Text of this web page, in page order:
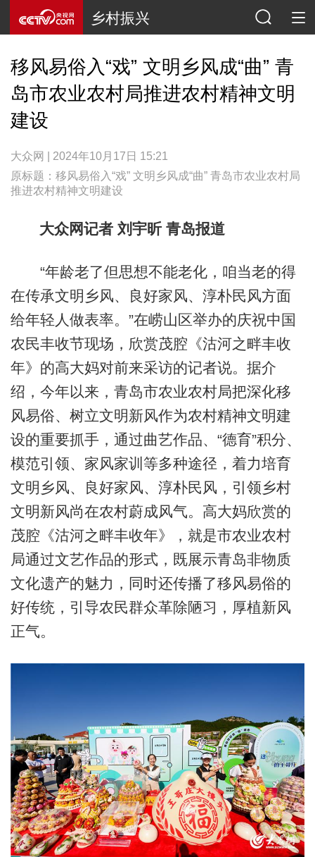
乡村振兴
移风易俗入“戏” 文明乡风成“曲” 青
岛市农业农村局推进农村精神文明
建设
大众网 | 2024年10月17日 15:21
原标题：移风易俗入“戏” 文明乡风成“曲” 青岛市农业农村局
推进农村精神文明建设
大众网记者 刘宇昕 青岛报道
“年龄老了但思想不能老化，咱当老的得
在传承文明乡风、良好家风、淳朴民风方面
给年轻人做表率。”在崂山区举办的庆祝中国
农民丰收节现场，欣赏茂腔《沽河之畔丰收
年》的高大妈对前来采访的记者说。据介
绍，今年以来，青岛市农业农村局把深化移
风易俗、树立文明新风作为农村精神文明建
设的重要抓手，通过曲艺作品、“德育”积分、
模范引领、家风家训等多种途径，着力培育
文明乡风、良好家风、淳朴民风，引领乡村
文明新风尚在农村蔚成风气。高大妈欣赏的
茂腔《沽河之畔丰收年》，就是市农业农村
局通过文艺作品的形式，既展示青岛非物质
文化遗产的魅力，同时还传播了移风易俗的
好传统，引导农民群众革除陋习，厚植新风
正气。